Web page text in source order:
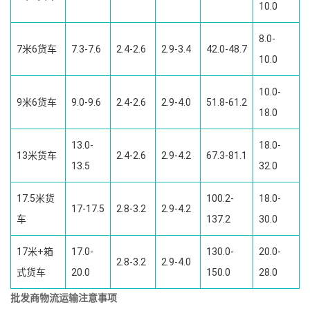
10.0
7米6货车 7.3-7.6 2.4-2.6 2.9-3.4 42.0-48.7
8.0-
10.0
9米6货车 9.0-9.6 2.4-2.6 2.9-4.0 51.8-61.2
10.0-
18.0
13米货车
13.0-
13.5
2.4-2.6 2.9-4.2 67.3-81.1
18.0-
32.0
17.5米货
车
17-17.5 2.8-3.2 2.9-4.2
100.2-
137.2
18.0-
30.0
17米+箱
式货车
17.0-
20.0
2.8-3.2 2.9-4.0
130.0-
150.0
20.0-
28.0
批发商物流运输注意事项